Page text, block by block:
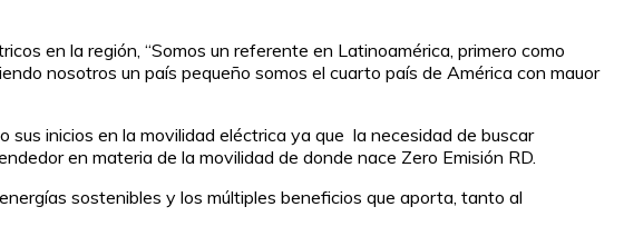
en la región, “Somos un referente en Latinoamérica, primero como
nosotros un país pequeño somos el cuarto país de América con mauor
sus inicios en la movilidad eléctrica ya que la necesidad de buscar
en materia de la movilidad de donde nace Zero Emisión RD.
sostenibles y los múltiples beneficios que aporta, tanto al